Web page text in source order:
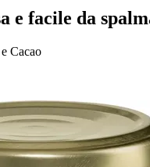
e facile da
Cacao